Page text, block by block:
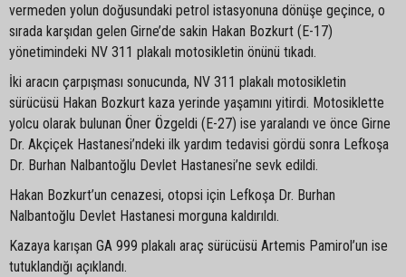
vermeden yolun doğusundaki petrol istasyonuna dönüşe geçince, o
sırada karşıdan gelen Girne’de sakin Hakan Bozkurt (E-17)
yönetimindeki NV 311 plakalı motosikletin önünü tıkadı.
İki aracın çarpışması sonucunda, NV 311 plakalı motosikletin
sürücüsü Hakan Bozkurt kaza yerinde yaşamını yitirdi. Motosiklette
yolcu olarak bulunan Öner Özgeldi (E-27) ise yaralandı ve önce Girne
Dr. Akçiçek Hastanesi’ndeki ilk yardım tedavisi gördü sonra Lefkoşa
Dr. Burhan Nalbantoğlu Devlet Hastanesi’ne sevk edildi.
Hakan Bozkurt’un cenazesi, otopsi için Lefkoşa Dr. Burhan
Nalbantoğlu Devlet Hastanesi morguna kaldırıldı.
Kazaya karışan GA 999 plakalı araç sürücüsü Artemis Pamirol’un ise
tutuklandığı açıklandı.